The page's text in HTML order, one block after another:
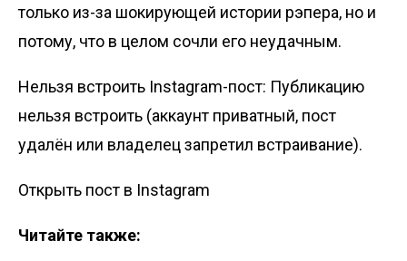
только из-за шокирующей истории рэпера, но и
потому, что в целом сочли его неудачным.
Нельзя встроить Instagram-пост: Публикацию
нельзя встроить (аккаунт приватный, пост
удалён или владелец запретил встраивание).
Открыть пост в Instagram
Читайте также: